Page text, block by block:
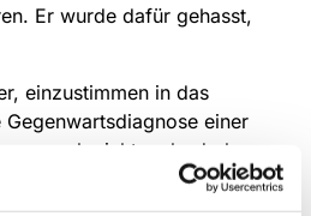
Er wurde dafür gehasst,
einzustimmen in das
einer
man eh nicht mehr drehen
als nach dem zu fragen,
Situation die nunmal so ist,